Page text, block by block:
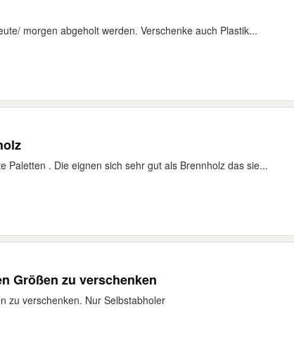
morgen abgeholt werden. Verschenke auch Plastik...
Paletten . Die eignen sich sehr gut als Brennholz das sie...
Größen zu verschenken
zu verschenken. Nur Selbstabholer